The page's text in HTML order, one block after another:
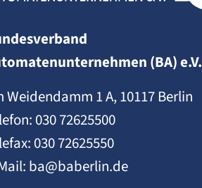
(BA) e.V.
Weidendamm 1 A, 10117 Berlin
030 72625500
030 72625550
ba@baberlin.de